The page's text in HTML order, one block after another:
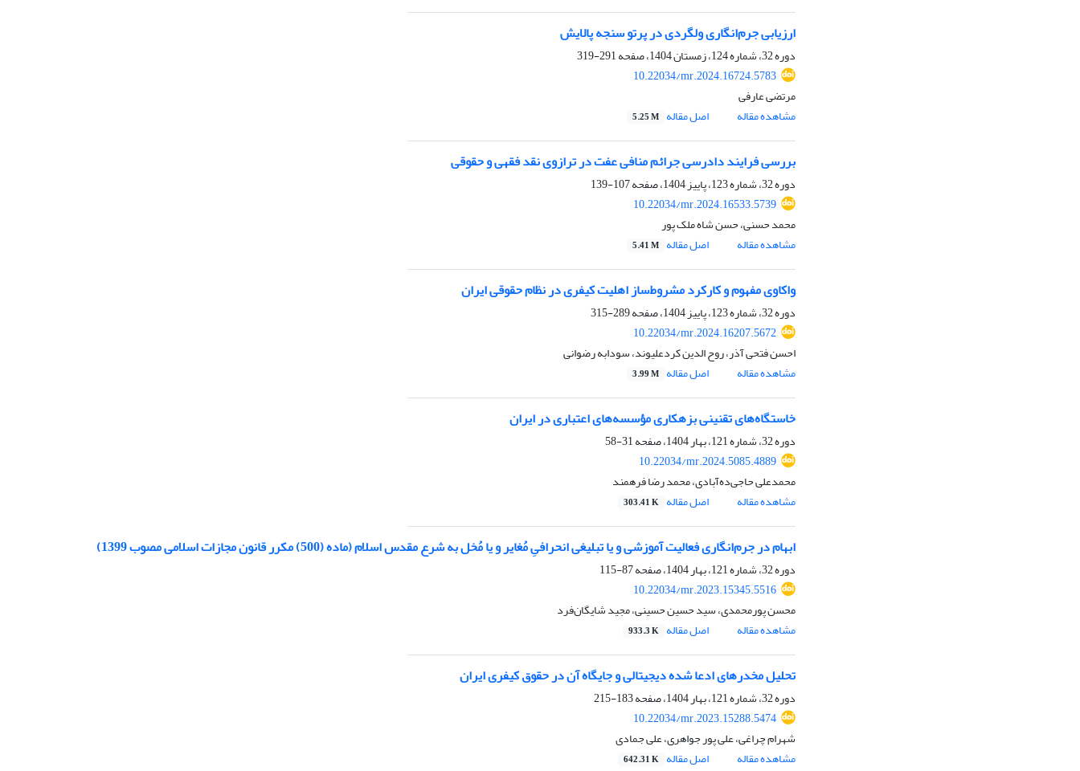
ارزیابی جرم‌انگاری ولگردی در پرتو سنجه پالایش
دوره 32، شماره 124، زمستان 1404، صفحه
291-319
10.22034/mr.2024.16724.5783
مرتضی عارفی
مشاهده مقاله
اصل مقاله 5.25 M
بررسی فرایند دادرسی جرائم منافی عفت در ترازوی نقد فقهی و حقوقی
دوره 32، شماره 123، پاییز 1404، صفحه
107-139
10.22034/mr.2024.16533.5739
محمد حسنی، حسن شاه ملک پور
مشاهده مقاله
اصل مقاله 5.41 M
واکاوی مفهوم و کارکرد مشروط‌ساز اهلیت کیفری در نظام حقوقی ایران
دوره 32، شماره 123، پاییز 1404، صفحه
289-315
10.22034/mr.2024.16207.5672
احسن فتحی آذر، روح الدین کردعلیوند، سودابه رضوانی
مشاهده مقاله
اصل مقاله 3.99 M
خاستگاه‌های تقنینی بزهکاری مؤسسه‌های اعتباری در ایران
دوره 32، شماره 121، بهار 1404، صفحه
31-58
10.22034/mr.2024.5085.4889
محمدعلی حاجی‌ده‌آبادی، محمد رضا فرهمند
مشاهده مقاله
اصل مقاله 303.41 K
ابهام در جرم‌انگاری فعالیت آموزشی و یا تبلیغی انحرافیِ مُغایر و یا مُخل به شرع مقدس اسلام (ماده (500) مکرر قانون مجازات اسلامی مصوب 1399)
دوره 32، شماره 121، بهار 1404، صفحه
87-115
10.22034/mr.2023.15345.5516
محسن پورمحمدی، سید حسین حسینی، مجید شایگان‌فرد
مشاهده مقاله
اصل مقاله 933.3 K
تحلیل مخدرهای ادعا شده دیجیتالی و جایگاه آن در حقوق کیفری ایران
دوره 32، شماره 121، بهار 1404، صفحه
183-215
10.22034/mr.2023.15288.5474
شهرام چراغی، علی پور جواهری، علی جمادی
مشاهده مقاله
اصل مقاله 642.31 K